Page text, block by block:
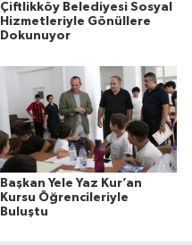
Çiftlikköy Belediyesi Sosyal
Hizmetleriyle Gönüllere
Dokunuyor
Başkan Yele Yaz Kur’an
Kursu Öğrencileriyle
Buluştu